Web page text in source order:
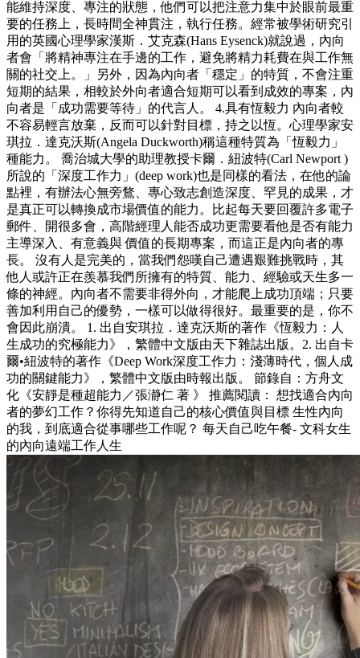
能維持深度、專注的狀態，他們可以把注意力集中於眼前最重
要的任務上，長時間全神貫注，執行任務。經常被學術研究引
用的英國心理學家漢斯．艾克森(Hans Eysenck)就說過，內向
者會「將精神專注在手邊的工作，避免將精力耗費在與工作無
關的社交上。」另外，因為內向者「穩定」的特質，不會注重
短期的結果，相較於外向者適合短期可以看到成效的專案，內
向者是「成功需要等待」的代言人。 4.具有恆毅力 內向者較
不容易輕言放棄，反而可以針對目標，持之以恆。心理學家安
琪拉．達克沃斯(Angela Duckworth)稱這種特質為「恆毅力」
種能力。 喬治城大學的助理教授卡爾．紐波特(Carl Newport )
所說的「深度工作力」(deep work)也是同樣的看法，在他的論
點裡，有辦法心無旁鶩、專心致志創造深度、罕見的成果，才
是真正可以轉換成市場價值的能力。比起每天要回覆許多電子
郵件、開很多會，高階經理人能否成功更需要看他是否有能力
主導深入、有意義與 價值的長期專案，而這正是內向者的專
長。 沒有人是完美的，當我們怨嘆自己遭遇艱難挑戰時，其
他人或許正在羨慕我們所擁有的特質、能力、經驗或天生多一
條的神經。內向者不需要非得外向，才能爬上成功頂端；只要
善加利用自己的優勢，一樣可以做得很好。最重要的是，你不
會因此崩潰。 1. 出自安琪拉．達克沃斯的著作《恆毅力：人
生成功的究極能力》，繁體中文版由天下雜誌出版。2. 出自卡
爾•紐波特的著作《Deep Work深度工作力：淺薄時代，個人成
功的關鍵能力》，繁體中文版由時報出版。 節錄自：方舟文
化《安靜是種超能力／張瀞仁 著 》 推薦閱讀： 想找適合內向
者的夢幻工作？你得先知道自己的核心價值與目標 生性內向
的我，到底適合從事哪些工作呢？ 每天自己吃午餐- 文科女生
的內向遠端工作人生